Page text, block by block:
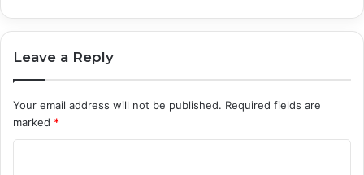
Leave a Reply
Your email address will not be published. Required fields are
marked *